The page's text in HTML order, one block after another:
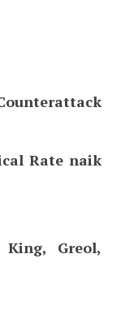
Rate naik
Greol,